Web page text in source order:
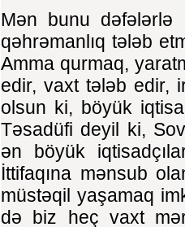
Mən bunu dəfələrlə
qəhrəmanlıq tələb
Amma qurmaq,
edir, vaxt tələb edir,
olsun ki, böyük
Təsadüfi deyil ki,
ən böyük
İttifaqına mənsub
müstəqil yaşamaq
də biz heç vaxt